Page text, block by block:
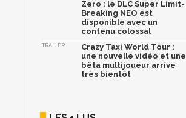
Zero : le DLC Super Limit-
Breaking NEO est
disponible avec un
contenu colossal
TRAILER
Crazy Taxi World Tour :
une nouvelle vidéo et une
bêta multijoueur arrive
très bientôt